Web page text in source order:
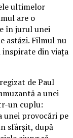
ultimelor
are o
în jurul unei
astăzi. Filmul nu
din viața
de Paul
a unei
un cuplu:
unei provocări pe
sfârșit, după